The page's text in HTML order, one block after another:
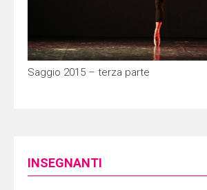
Saggio 2015 – terza parte
INSEGNANTI